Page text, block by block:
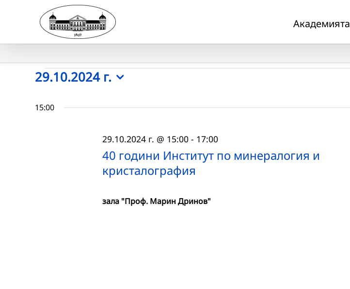
Академията
Събития
for
29.10.2024 г.
date.
15:00
40 години Институт по минералогия и
кристалография
29.10.2024 г. @ 15:00- 17:00
зала "Проф. Марин Дринов"